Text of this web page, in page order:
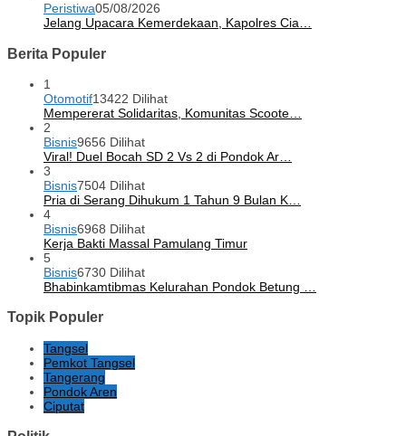
Peristiwa05/08/2026
Jelang Upacara Kemerdekaan, Kapolres Cia…
Berita Populer
1
Otomotif13422 Dilihat
Mempererat Solidaritas, Komunitas Scoote…
2
Bisnis9656 Dilihat
Viral! Duel Bocah SD 2 Vs 2 di Pondok Ar…
3
Bisnis7504 Dilihat
Pria di Serang Dihukum 1 Tahun 9 Bulan K…
4
Bisnis6968 Dilihat
Kerja Bakti Massal Pamulang Timur
5
Bisnis6730 Dilihat
Bhabinkamtibmas Kelurahan Pondok Betung …
Topik Populer
Tangsel
Pemkot Tangsel
Tangerang
Pondok Aren
Ciputat